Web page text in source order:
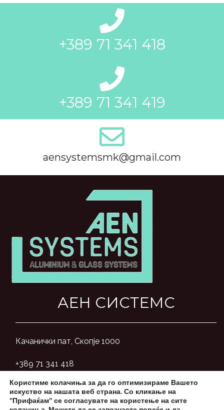
+389 71 341 418
+389 71 341 419
aensystemsmk@gmail.com
АЕН СИСТЕМС
Качанички пат, Скопје 1000
+389 71 341 418
aensystemsmk@gmail.com
Користиме колачиња за да го оптимизираме Вашето
искуство на нашата веб страна. Со кликање на
"Прифаќам" се согласувате на користење на сите